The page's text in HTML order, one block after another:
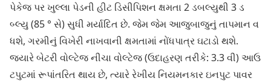
પેકેજ પર ખુલ્લા પેડની હીટ ડિસીપિશન ક્ષમતા 2 ડબલ્યુથી 3 ડ
બ્લ્યુ (85 ° સે) સુધી મર્યાદિત છે. જેમ જેમ આજુબાજુનું તાપમાન વ
ધશે, ગરમીનું વિખેરી નાખવાની ક્ષમતામાં નોંધપાત્ર ઘટાડો થશે.
જ્યારે બેટરી વોલ્ટેજ નીચા વોલ્ટેજ (ઉદાહરણ તરીકે: 3.3 વી) આઉ
ટપુટમાં રૂપાંતરિત થાય છે, ત્યારે રેખીય નિયમનકાર ઇનપુટ પાવર